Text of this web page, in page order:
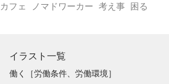
カフェ
ノマドワーカー 考え事 困る
イラスト一覧
働く［労働条件、労働環境］